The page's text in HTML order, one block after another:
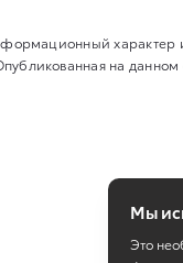
характер
на
Мы
Это